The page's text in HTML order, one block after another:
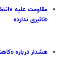
مقاومت علیه
«تاثیری ندارد»
هشدار درباره